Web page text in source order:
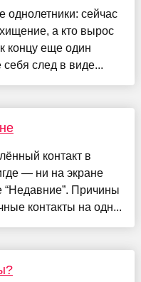
однолетники: сейчас
а кто вырос
концу еще один
след в виде...
контакт в
— ни на экране
“Недавние”. Причины
контакты на одн...